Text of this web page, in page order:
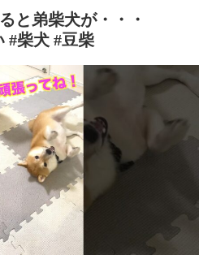
と弟柴犬が・・・
#柴犬 #豆柴